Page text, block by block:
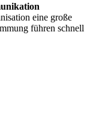
eine große
führen schnell